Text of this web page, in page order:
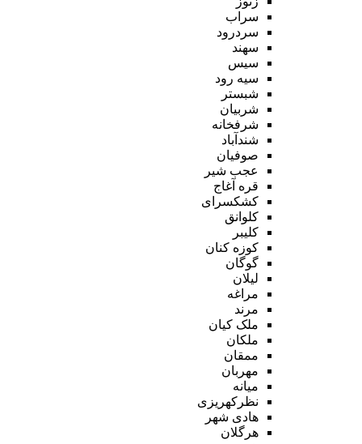
سراب
سردرود
سهند
سیس
سیه رود
شبستر
شربیان
شرفخانه
شندآباد
صوفیان
عجب شیر
قره آغاج
کشکسرای
کلوانق
کلیبر
کوزه کنان
گوگان
لیلان
مراغه
مرند
ملک کیان
ملکان
ممقان
مهربان
میانه
نظرکهریزی
هادی شهر
هرگلان